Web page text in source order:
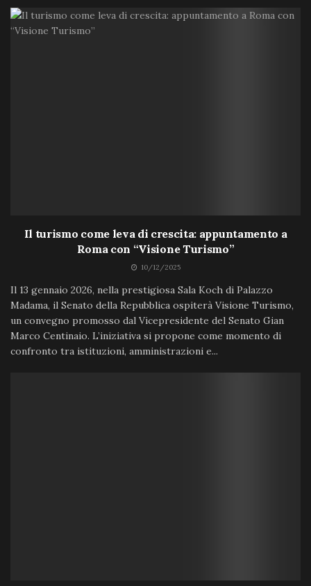
Il turismo come leva di crescita: appuntamento a
Roma con “Visione Turismo”
10/12/2025
Il 13 gennaio 2026, nella prestigiosa Sala Koch di Palazzo
Madama, il Senato della Repubblica ospiterà Visione Turismo,
un convegno promosso dal Vicepresidente del Senato Gian
Marco Centinaio. L’iniziativa si propone come momento di
confronto tra istituzioni, amministrazioni e...